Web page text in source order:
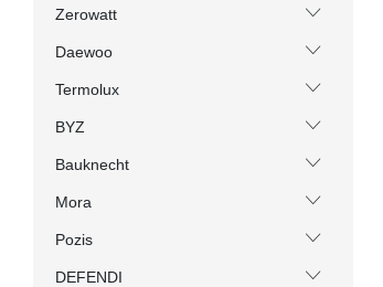
Zerowatt
Daewoo
Termolux
BYZ
Bauknecht
Mora
Pozis
DEFENDI